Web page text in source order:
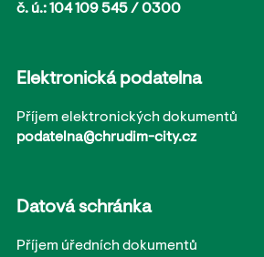
č. ú.: 104 109 545 / 0300
Elektronická podatelna
Příjem elektronických dokumentů
podatelna@chrudim-city.cz
Datová schránka
Příjem úředních dokumentů